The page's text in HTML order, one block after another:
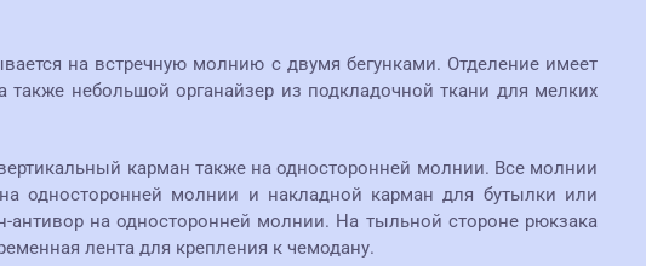
на встречную молнию с двумя бегунками. Отделение имеет
небольшой органайзер из подкладочной ткани для мелких
карман также на односторонней молнии. Все молнии
односторонней молнии и накладной карман для бутылки или
на односторонней молнии. На тыльной стороне рюкзака
лента для крепления к чемодану.